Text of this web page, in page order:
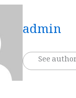
admin
See